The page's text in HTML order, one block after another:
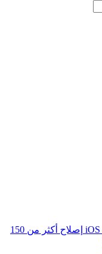
إصلاح أكثر من 150